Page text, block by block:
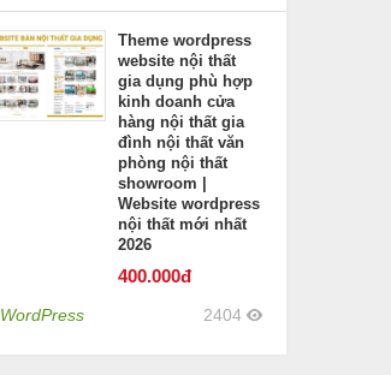
Theme wordpress
website nội thất
gia dụng phù hợp
kinh doanh cửa
hàng nội thất gia
đình nội thất văn
phòng nội thất
showroom |
Website wordpress
nội thất mới nhất
2026
400.000đ
WordPress 2404